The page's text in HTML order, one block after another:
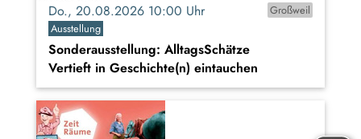
Do., 20.08.2026 10:00 Uhr
Großweil
Ausstellung
Sonderausstellung: AlltagsSchätze
Vertieft in Geschichte(n) eintauchen